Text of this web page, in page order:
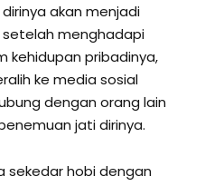
akan menjadi
menghadapi
kehidupan pribadinya,
ke media sosial
dengan orang lain
jati dirinya.
sekedar hobi dengan